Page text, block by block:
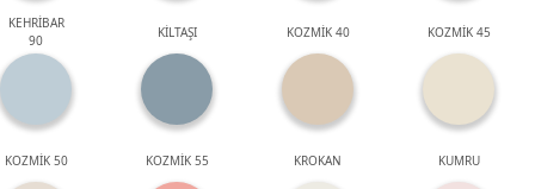
KEHRİBAR
90
KİLTAŞI KOZMİK 40 KOZMİK 45
KOZMİK 50 KOZMİK 55 KROKAN KUMRU